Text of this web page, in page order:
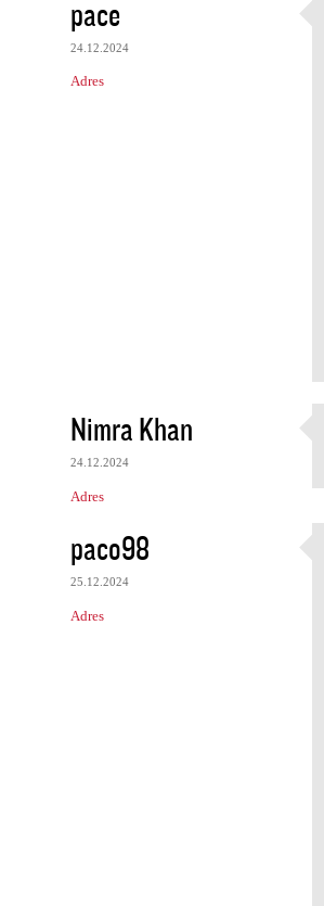
pace
24.12.2024
Adres
Nimra Khan
24.12.2024
Adres
paco98
25.12.2024
Adres